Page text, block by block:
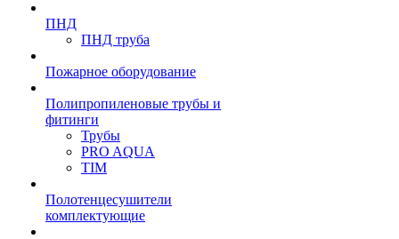
ПНД
ПНД труба
Пожарное оборудование
Полипропиленовые трубы и
фитинги
Трубы
PRO AQUA
TIM
Полотенцесушители
комплектующие